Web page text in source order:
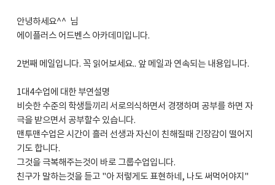
안녕하세요^^ 님
에이플러스 어드벤스 아카데미입니다.
2번째 메일입니다. 꼭 읽어보세요.. 앞 메일과 연속되는 내용입니다.
1대4수업에 대한 부연설명
비슷한 수준의 학생들끼리 서로의식하면서 경쟁하며 공부를 하면 자
극을 받으면서 공부할수 있습니다.
맨투맨수업은 시간이 흘러 선생과 자신이 친해질때 긴장감이 떨어지
기도 합니다.
그것을 극복해주는것이 바로 그룹수업입니다.
친구가 말하는것을 듣고 "아 저렇게도 표현하네, 나도 써먹어야지"